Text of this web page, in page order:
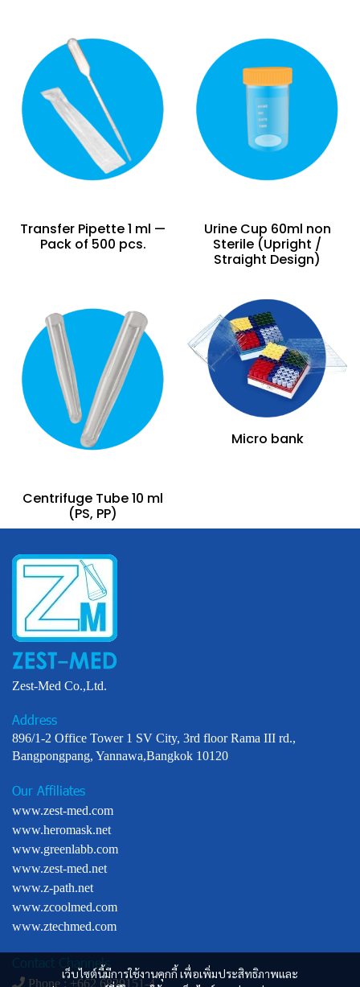
Transfer Pipette 1 ml —
Pack of 500 pcs.
Urine Cup 60ml non
Sterile (Upright /
Straight Design)
Centrifuge Tube 10 ml
(PS, PP)
Micro bank
เว็บไซต์นี้มีการใช้งานคุกกี้ เพื่อเพิ่มประสิทธิภาพและ
Zest-Med Co.,Ltd.
Address
896/1-2 Office Tower 1 SV City, 3rd floor Rama III rd.,
Bangpongpang, Yannawa,Bangkok 10120
Our Affiliates
www.zest-med.com
www.heromask.net
www.greenlabb.com
www.zest-med.net
www.z-path.net
www.zcoolmed.com
www.ztechmed.com
Contact Channels
Phone : +662 6829151-4